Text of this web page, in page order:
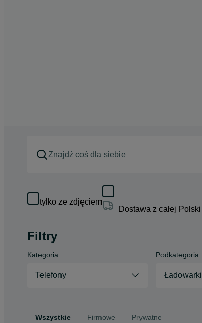
tylko ze zdjęciem
Dostawa z całej Polski
Filtry
Kategoria
Telefony
Podkategoria
Ładowarki
Wszystkie Firmowe Prywatne